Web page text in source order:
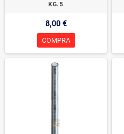
KG. 5
8,00 €
COMPRA